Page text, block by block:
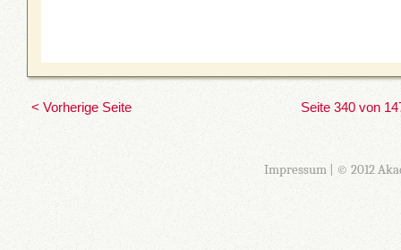
< Vorherige Seite Seite 340 von
Impressum| © 2012